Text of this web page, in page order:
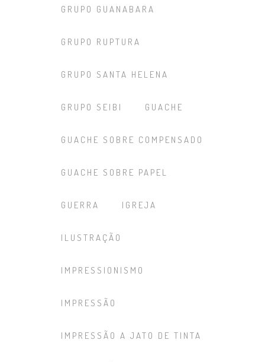
GRUPO GUANABARA
GRUPO RUPTURA
GRUPO SANTA HELENA
GRUPO SEIBI GUACHE
GUACHE SOBRE COMPENSADO
GUACHE SOBRE PAPEL
GUERRA IGREJA
ILUSTRAÇÃO
IMPRESSIONISMO
IMPRESSÃO
IMPRESSÃO A JATO DE TINTA